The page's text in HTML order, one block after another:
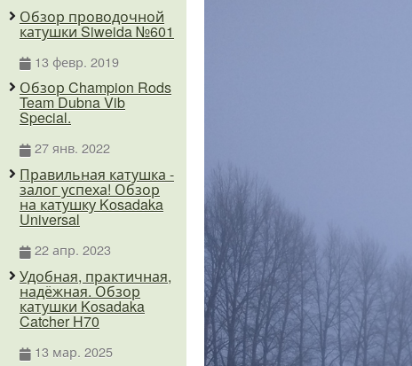
Обзор проводочной
катушки Siweida №601
13 февр. 2019
Обзор Champion Rods
Team Dubna Vib
Special.
27 янв. 2022
Правильная катушка -
залог успеха! Обзор
на катушку Kosadaka
Universal
22 апр. 2023
Удобная, практичная,
надёжная. Обзор
катушки Kosadaka
Catcher H70
13 мар. 2025